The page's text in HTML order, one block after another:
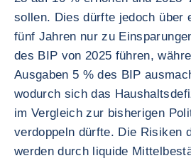
sollen. Dies dürfte jedoch über
fünf Jahren nur zu
des BIP von 2025 führen,
Ausgaben 5 % des BIP
wodurch sich das
im Vergleich zur bisherigen
verdoppeln dürfte. Die Risiken
werden durch liquide